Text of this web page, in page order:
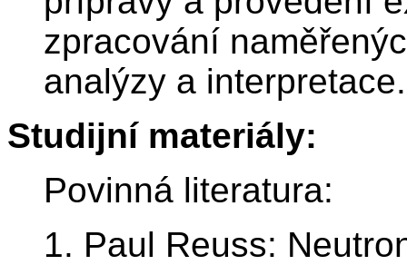
zpracování
analýzy a interpretace.
Studijní materiály:
Povinná literatura:
1. Paul Reuss: